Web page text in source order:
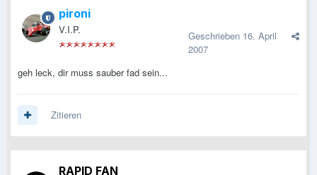
pironi
V.I.P. Geschrieben 16. April
2007
geh leck, dir muss sauber fad sein...
Zitieren
RAPID FAN